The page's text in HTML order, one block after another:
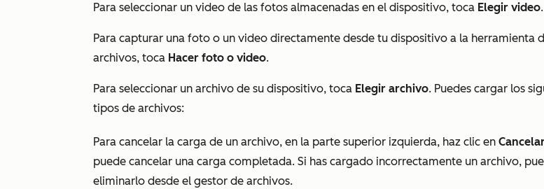
Para seleccionar un video de las fotos almacenadas en el dispositivo, toca Elegir video.
Para capturar una foto o un video directamente desde tu dispositivo a la herramienta
archivos, toca Hacer foto o video.
Para seleccionar un archivo de su dispositivo, toca Elegir archivo. Puedes cargar los
tipos de archivos:
Para cancelar la carga de un archivo, en la parte superior izquierda, haz clic en
puede cancelar una carga completada. Si has cargado incorrectamente un archivo,
eliminarlo desde el gestor de archivos.